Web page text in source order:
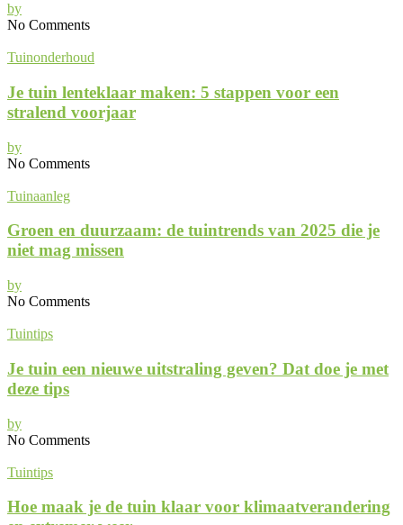
by
No Comments
Tuinonderhoud
Je tuin lenteklaar maken: 5 stappen voor een
stralend voorjaar
by
No Comments
Tuinaanleg
Groen en duurzaam: de tuintrends van 2025 die je
niet mag missen
by
No Comments
Tuintips
Je tuin een nieuwe uitstraling geven? Dat doe je met
deze tips
by
No Comments
Tuintips
Hoe maak je de tuin klaar voor klimaatverandering